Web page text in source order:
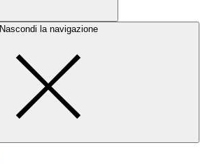
Nascondi la navigazione